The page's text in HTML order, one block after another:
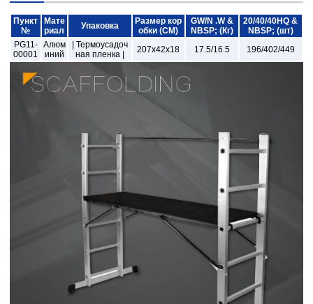
Пункт
№
Мате
риал
Упаковка
Размер кор
обки (CM)
GW/N .W &
NBSP; (Кг)
20/40/40HQ &
NBSP; (шт)
PG11-
00001
Алюм
иний
| Термоусадоч
ная пленка |
207x42x18 17.5/16.5 196/402/449